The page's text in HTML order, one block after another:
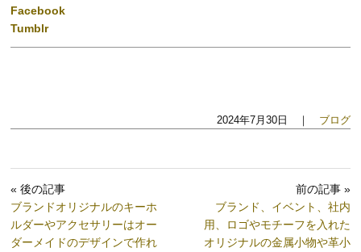
Facebook
Tumblr
2024年7月30日 ｜ ブログ
« 後の記事
ブランドオリジナルのキーホ
ルダーやアクセサリーはオー
ダーメイドのデザインで作れ
前の記事 »
ブランド、イベント、社内
用、ロゴやモチーフを入れた
オリジナルの金属小物や革小